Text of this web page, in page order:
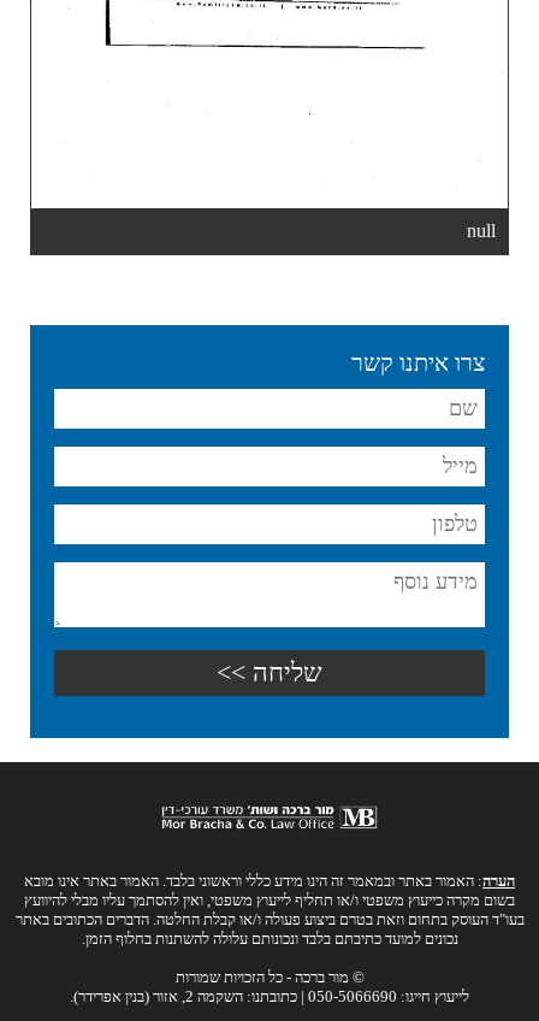
null
צרו איתנו קשר
הערה: האמור באתר ובמאמר זה הינו מידע כללי וראשוני בלבד. האמור באתר אינו מובא
בשום מקרה כייעוץ משפטי ו/או תחליף לייעוץ משפטי, ואין להסתמך עליו מבלי להיוועץ
בעו"ד העוסק בתחום וזאת בטרם ביצוע פעולה ו/או קבלת החלטה. הדברים הכתובים באתר
נכונים למועד כתיבתם בלבד ונכונותם עלולה להשתנות בחלוף הזמן.
© מור ברכה - כל הזכויות שמורות
לייעוץ חייגו: 050-5066690 | כתובתנו: השקמה 2, אזור (בנין אפרידר).